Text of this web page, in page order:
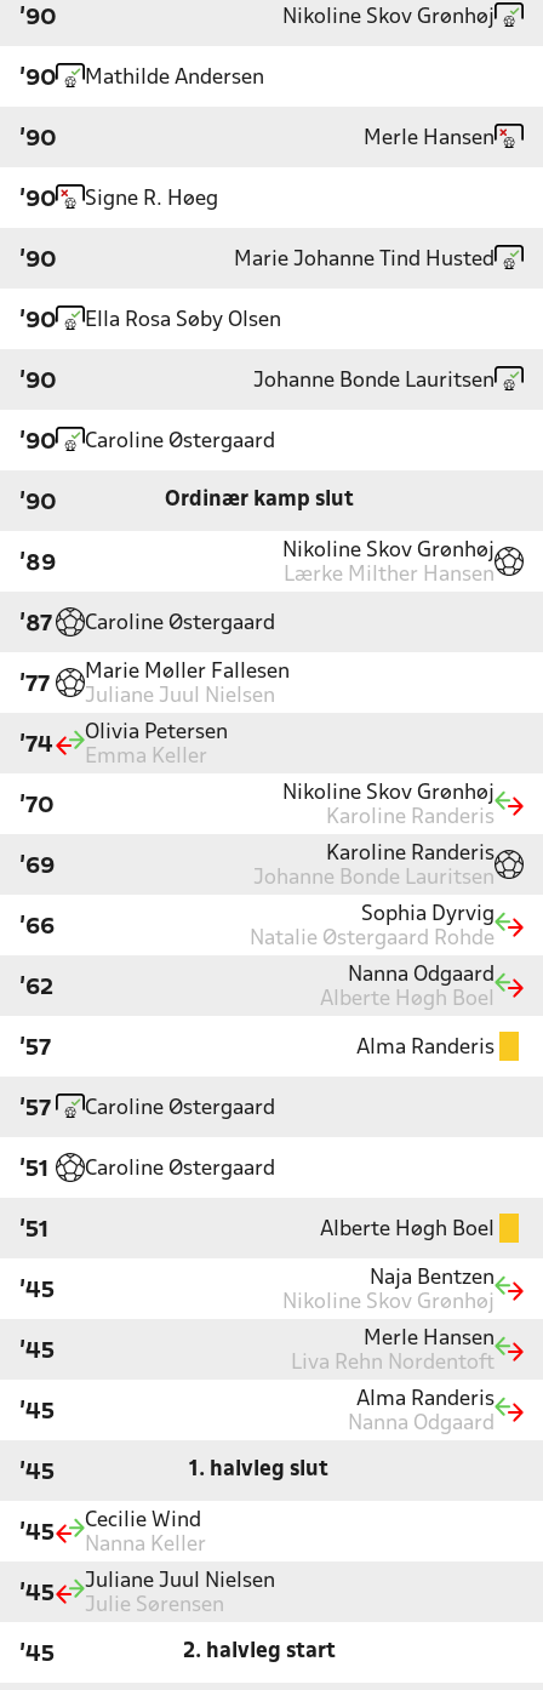
'90 Nikoline Skov Grønhøj
'90 Mathilde Andersen
'90 Merle Hansen
'90 Signe R. Høeg
'90 Marie Johanne Tind Husted
'90 Ella Rosa Søby Olsen
'90 Johanne Bonde Lauritsen
'90 Caroline Østergaard
'90 Ordinær kamp slut
'89
Nikoline Skov Grønhøj
Lærke Milther Hansen
'87 Caroline Østergaard
'77
Marie Møller Fallesen
Juliane Juul Nielsen
'74
Olivia Petersen
Emma Keller
'70
Nikoline Skov Grønhøj
Karoline Randeris
'69
Karoline Randeris
Johanne Bonde Lauritsen
'66
Sophia Dyrvig
Natalie Østergaard Rohde
'62
Nanna Odgaard
Alberte Høgh Boel
'57 Alma Randeris
'57 Caroline Østergaard
'51 Caroline Østergaard
'51 Alberte Høgh Boel
'45
Naja Bentzen
Nikoline Skov Grønhøj
'45
Merle Hansen
Liva Rehn Nordentoft
'45
Alma Randeris
Nanna Odgaard
'45 1. halvleg slut
'45
Cecilie Wind
Nanna Keller
'45
Juliane Juul Nielsen
Julie Sørensen
'45 2. halvleg start